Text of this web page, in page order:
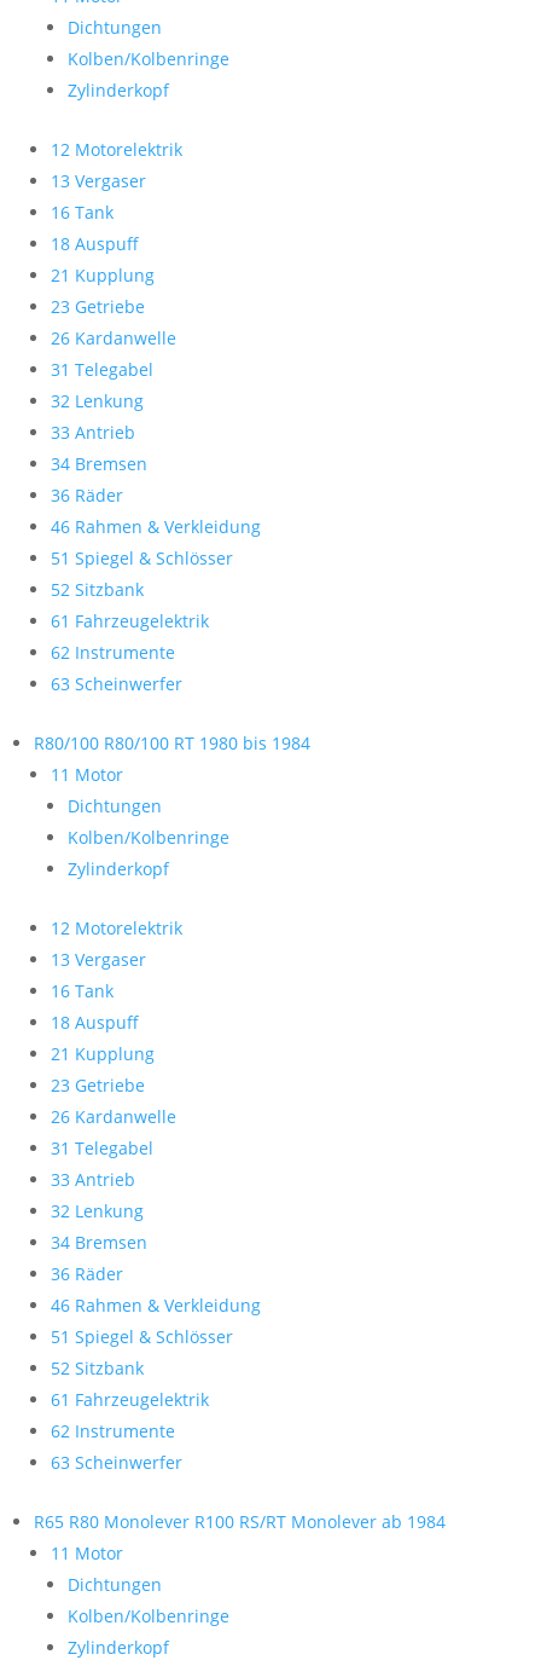
Dichtungen
Kolben/Kolbenringe
Zylinderkopf
12 Motorelektrik
13 Vergaser
16 Tank
18 Auspuff
21 Kupplung
23 Getriebe
26 Kardanwelle
31 Telegabel
32 Lenkung
33 Antrieb
34 Bremsen
36 Räder
46 Rahmen & Verkleidung
51 Spiegel & Schlösser
52 Sitzbank
61 Fahrzeugelektrik
62 Instrumente
63 Scheinwerfer
R80/100 R80/100 RT 1980 bis 1984
11 Motor
Dichtungen
Kolben/Kolbenringe
Zylinderkopf
12 Motorelektrik
13 Vergaser
16 Tank
18 Auspuff
21 Kupplung
23 Getriebe
26 Kardanwelle
31 Telegabel
33 Antrieb
32 Lenkung
34 Bremsen
36 Räder
46 Rahmen & Verkleidung
51 Spiegel & Schlösser
52 Sitzbank
61 Fahrzeugelektrik
62 Instrumente
63 Scheinwerfer
R65 R80 Monolever R100 RS/RT Monolever ab 1984
11 Motor
Dichtungen
Kolben/Kolbenringe
Zylinderkopf